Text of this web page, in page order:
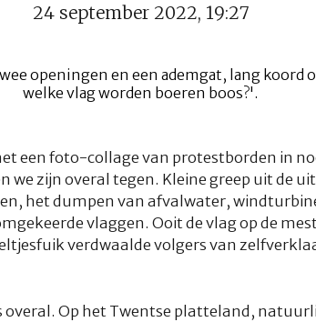
24 september 2022, 19:27
een foto-collage van protestborden in
we zijn overal tegen. Kleine greep uit de
het dumpen van afvalwater,
vlaggen. Ooit de vlag op de
verdwaalde volgers van
overal. Op het Twentse platteland,